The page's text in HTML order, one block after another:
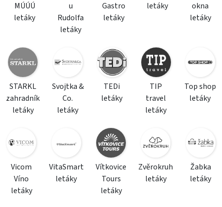
MÚÚÚ
letáky
u
Rudolfa
letáky
Gastro
letáky
letáky
okna
letáky
STARKL
zahradník
letáky
Svojtka &
Co.
letáky
TEDi
letáky
TIP
travel
letáky
Top shop
letáky
Vicom
Víno
letáky
VitaSmart
letáky
Vítkovice
Tours
letáky
Zvěrokruh
letáky
Žabka
letáky